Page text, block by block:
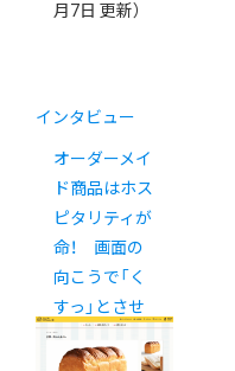
月7日 更新）
インタビュー
オーダーメイ
ド商品はホス
ピタリティが
命！ 画面の
向こうで「く
すっ」とさせ
たいんです。